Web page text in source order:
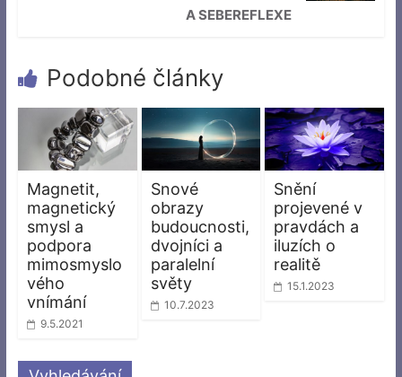
A SEBEREFLEXE
Podobné články
Magnetit,
magnetický
smysl a
podpora
mimosmyslo
vého
vnímání
9.5.2021
Snové
obrazy
budoucnosti,
dvojníci a
paralelní
světy
10.7.2023
Snění
projevené v
pravdách a
iluzích o
realitě
15.1.2023